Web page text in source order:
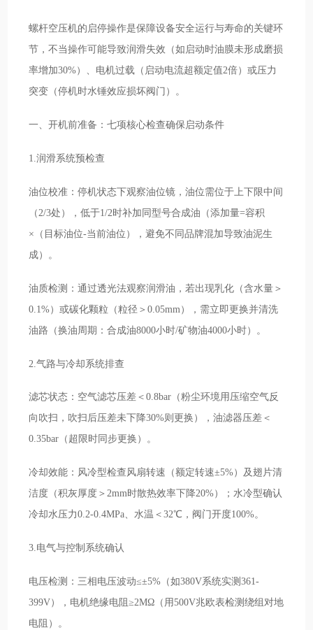
螺杆空压机的启停操作是保障设备安全运行与寿命的关键环
节，不当操作可能导致润滑失效（如启动时油膜未形成磨损
率增加30%）、电机过载（启动电流超额定值2倍）或压力
突变（停机时水锤效应损坏阀门）。
一、开机前准备：七项核心检查确保启动条件
1.润滑系统预检查
油位校准：停机状态下观察油位镜，油位需位于上下限中间
（2/3处），低于1/2时补加同型号合成油（添加量=容积
×（目标油位-当前油位），避免不同品牌混加导致油泥生
成）。
油质检测：通过透光法观察润滑油，若出现乳化（含水量＞
0.1%）或碳化颗粒（粒径＞0.05mm），需立即更换并清洗
油路（换油周期：合成油8000小时/矿物油4000小时）。
2.气路与冷却系统排查
滤芯状态：空气滤芯压差＜0.8bar（粉尘环境用压缩空气反
向吹扫，吹扫后压差未下降30%则更换），油滤器压差＜
0.35bar（超限时同步更换）。
冷却效能：风冷型检查风扇转速（额定转速±5%）及翅片清
洁度（积灰厚度＞2mm时散热效率下降20%）；水冷型确认
冷却水压力0.2-0.4MPa、水温＜32℃，阀门开度100%。
3.电气与控制系统确认
电压检测：三相电压波动≤±5%（如380V系统实测361-
399V），电机绝缘电阻≥2MΩ（用500V兆欧表检测绕组对地
电阻）。